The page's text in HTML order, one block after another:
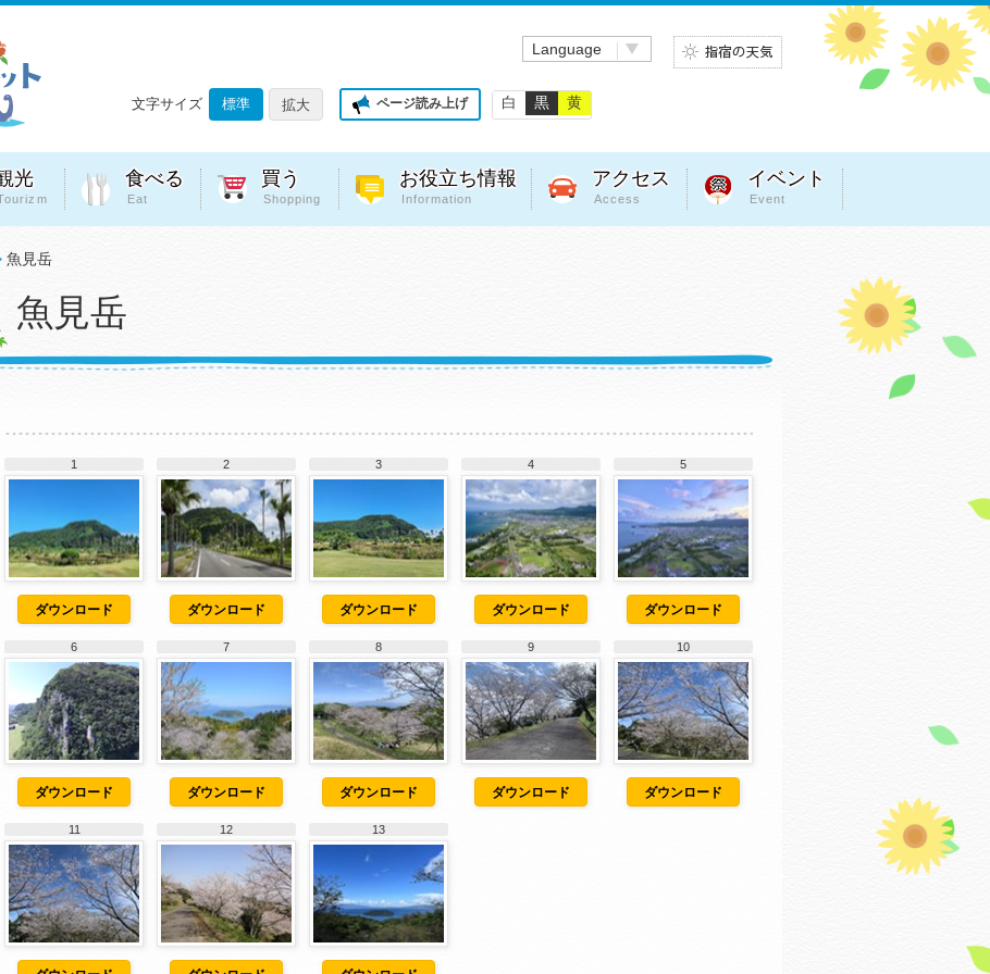
Language
文字サイズ 標準 拡大 ページ読み上げ 白 黒 黄
光 食べる
Eat
買う
Shopping
お役立ち情報
Information
アクセス
Access
イベント
Event
魚見岳
魚見岳
1
ダウンロード
2
ダウンロード
3
ダウンロード
4
ダウンロード
5
ダウンロード
6
ダウンロード
7
ダウンロード
8
ダウンロード
9
ダウンロード
10
ダウンロード
11 12 13